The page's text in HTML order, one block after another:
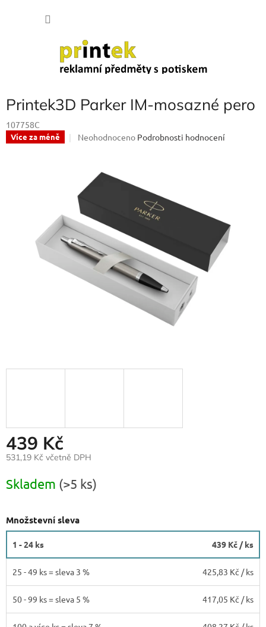
Printek3D Parker IM-mosazné pero
107758C
Více za méně
Průměrné
z
5
hvězdiček.
Neohodnoceno Podrobnosti hodnocení
439 Kč
531,19 Kč včetně DPH
cena:
Skladem (>5 ks)
Množstevní sleva
1 - 24 ks 439 Kč / ks
25 - 49 ks = sleva 3 % 425,83 Kč / ks
50 - 99 ks = sleva 5 % 417,05 Kč / ks